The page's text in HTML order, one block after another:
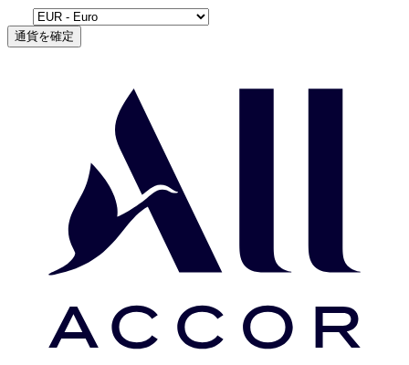
通貨を確定